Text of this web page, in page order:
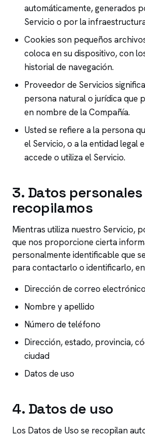
automáticamente, generados
Servicio o por la
Cookies son pequeños
coloca en su dispositivo, con
historial de navegación.
Proveedor de Servicios
persona natural o jurídica que
en nombre de la Compañía.
Usted se refiere a la persona
el Servicio, o a la entidad legal
accede o utiliza el Servicio.
3. Datos
recopilamos
Mientras utiliza nuestro Servicio,
que nos proporcione cierta
personalmente identificable que
para contactarlo o identificarlo,
Dirección de correo electrónico
Nombre y apellido
Número de teléfono
Dirección, estado, provincia,
ciudad
Datos de uso
4. Datos de uso
Los Datos de Uso se recopilan